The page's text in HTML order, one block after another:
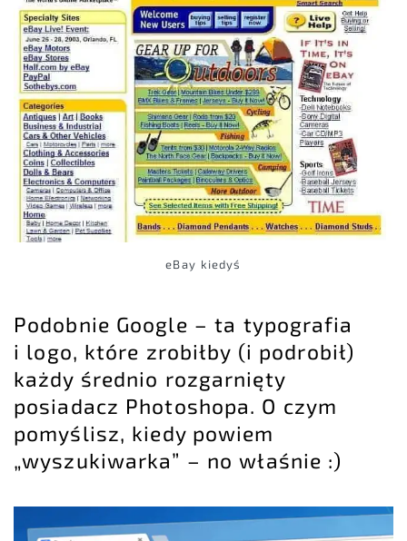
eBay kiedyś
Podobnie Google – ta typografia
i logo, które zrobiłby (i podrobił)
każdy średnio rozgarnięty
posiadacz Photoshopa. O czym
pomyślisz, kiedy powiem
„wyszukiwarka” – no właśnie :)